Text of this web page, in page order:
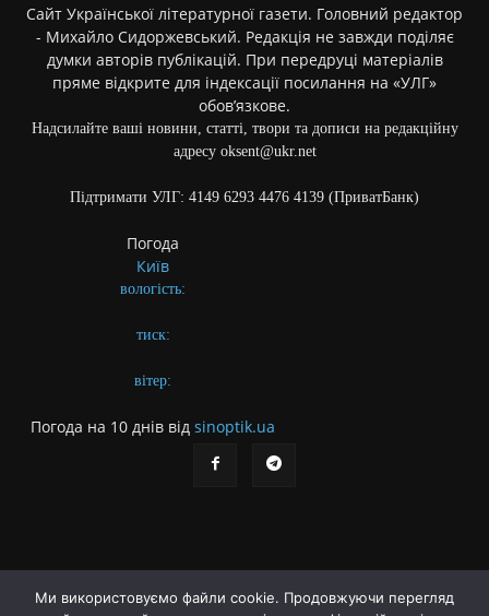
Сайт Української літературної газети. Головний редактор
- Михайло Сидоржевський. Редакція не завжди поділяє
думки авторів публікацій. При передруці матеріалів
пряме відкрите для індексації посилання на «УЛГ»
обов’язкове.
Надсилайте ваші новини, статті, твори та дописи на редакційну
адресу oksent@ukr.net
Підтримати УЛГ: 4149 6293 4476 4139 (ПриватБанк)
Погода
Київ
вологість:
тиск:
вітер:
Погода на 10 днів від sinoptik.ua
Ми використовуємо файли cookie. Продовжуючи перегляд